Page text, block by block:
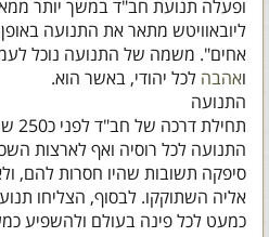
ופעלה תנועת חב"ד במשך יותר
ליובאוויטש מתאר את התנועה
אחים". משמה של התנועה נוכל
ואהבה לכל יהודי, באשר הוא.
התנועה
התנועה לכל רוסיה ואף לארצות
סיפקה תשובות שהיו חסרות להם,
אליה השתוקקו. לבסוף, הצליחו
כמעט לכל פינה בעולם ולהשפיע